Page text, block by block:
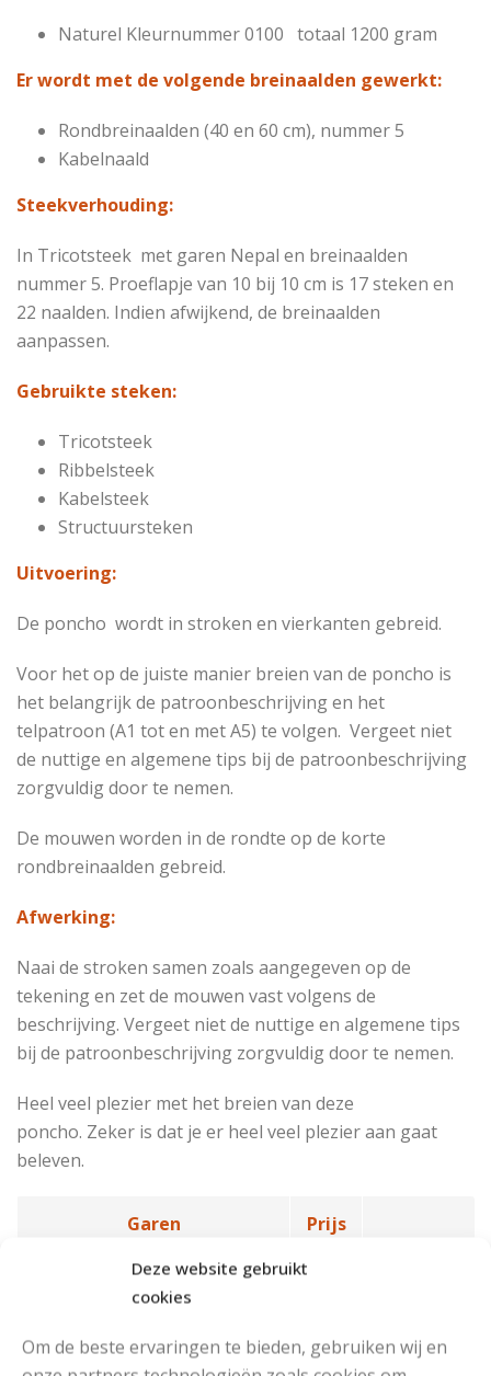
Deze website gebruikt
cookies
Om de beste ervaringen te bieden, gebruiken wij en
Naturel Kleurnummer 0100 totaal 1200 gram
Er wordt met de volgende breinaalden gewerkt:
Rondbreinaalden (40 en 60 cm), nummer 5
Kabelnaald
Steekverhouding:
In Tricotsteek met garen Nepal en breinaalden
nummer 5. Proeflapje van 10 bij 10 cm is 17 steken en
22 naalden. Indien afwijkend, de breinaalden
aanpassen.
Gebruikte steken:
Tricotsteek
Ribbelsteek
Kabelsteek
Structuursteken
Uitvoering:
De poncho wordt in stroken en vierkanten gebreid.
Voor het op de juiste manier breien van de poncho is
het belangrijk de patroonbeschrijving en het
telpatroon (A1 tot en met A5) te volgen. Vergeet niet
de nuttige en algemene tips bij de patroonbeschrijving
zorgvuldig door te nemen.
De mouwen worden in de rondte op de korte
rondbreinaalden gebreid.
Afwerking:
Naai de stroken samen zoals aangegeven op de
tekening en zet de mouwen vast volgens de
beschrijving. Vergeet niet de nuttige en algemene tips
bij de patroonbeschrijving zorgvuldig door te nemen.
Heel veel plezier met het breien van deze
poncho. Zeker is dat je er heel veel plezier aan gaat
beleven.
Garen Prijs
Drops Nepal Uni Colour (50
€2,40
Drops Nepal Mix (50 gr) €2,40 Bestel